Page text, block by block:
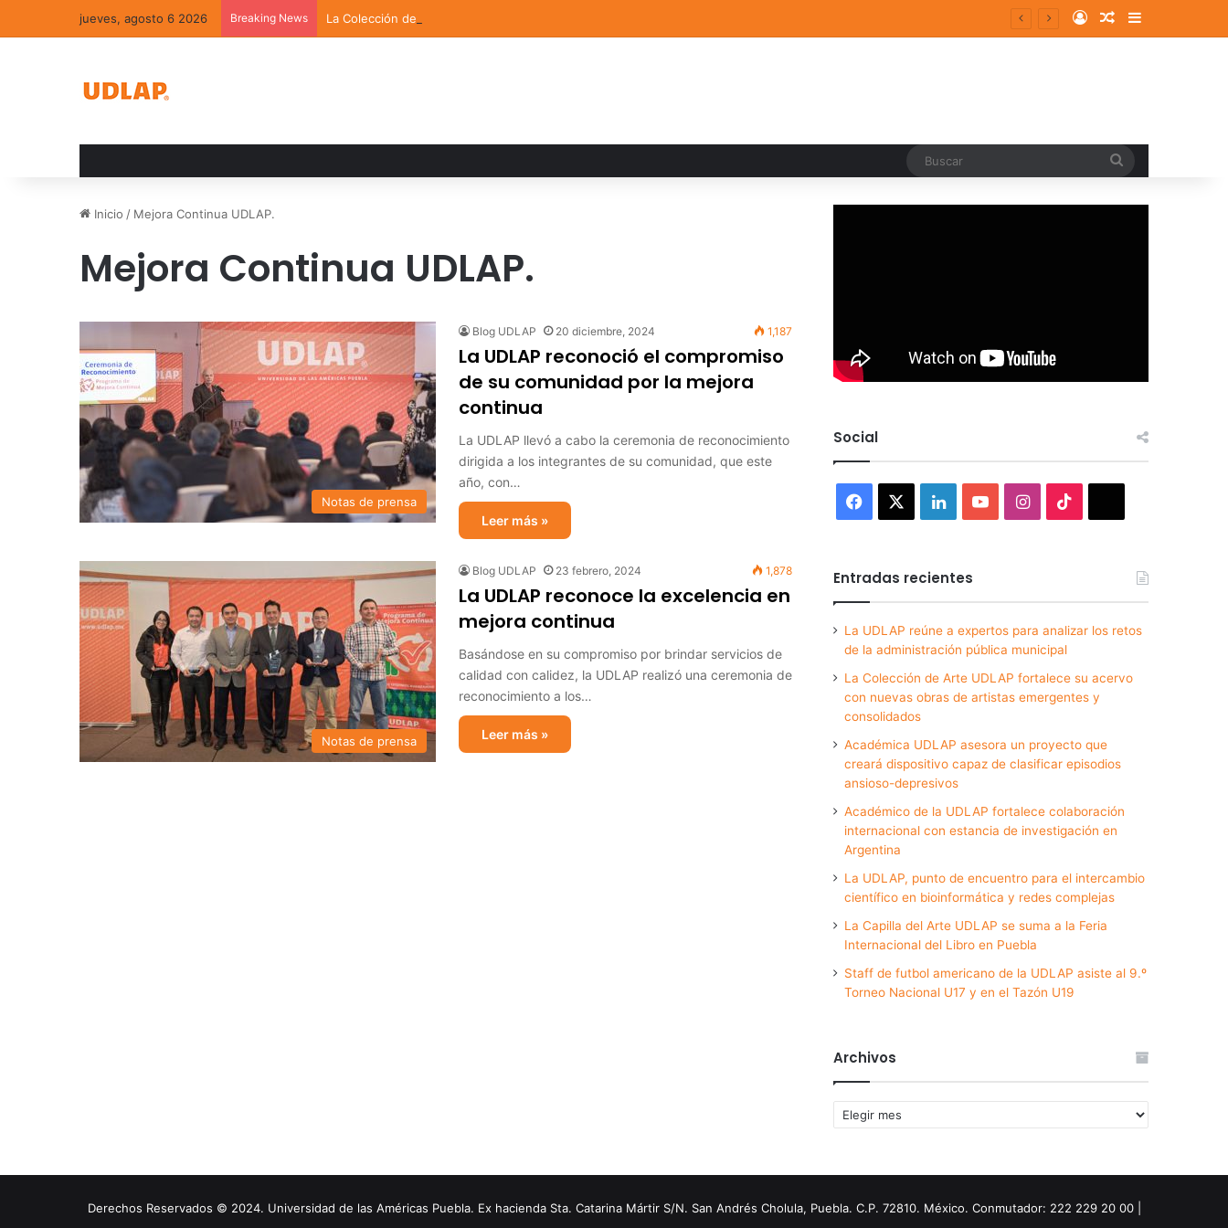
jueves, agosto 6 2026 Breaking News La Colección de Arte UDLAP fortalece su acervo con nuevas obras de artistas emergentes y consolidados Log InRandom Article
Sidebar
Inicio / Mejora Continua UDLAP.
Mejora Continua UDLAP.
Notas de prensa
Blog UDLAP 20 diciembre, 2024 1,187
La UDLAP reconoció el compromiso
de su comunidad por la mejora
continua
La UDLAP llevó a cabo la ceremonia de reconocimiento
dirigida a los integrantes de su comunidad, que este
año, con…
Leer más »
Notas de prensa
Blog UDLAP 23 febrero, 2024 1,878
La UDLAP reconoce la excelencia en
mejora continua
Basándose en su compromiso por brindar servicios de
calidad con calidez, la UDLAP realizó una ceremonia de
reconocimiento a los…
Leer más »
Social
Facebook LinkedInYouTubeInstagram
Entradas recientes
La UDLAP reúne a expertos para analizar los retos
de la administración pública municipal
La Colección de Arte UDLAP fortalece su acervo
con nuevas obras de artistas emergentes y
consolidados
Académica UDLAP asesora un proyecto que
creará dispositivo capaz de clasificar episodios
ansioso-depresivos
Académico de la UDLAP fortalece colaboración
internacional con estancia de investigación en
Argentina
La UDLAP, punto de encuentro para el intercambio
científico en bioinformática y redes complejas
La Capilla del Arte UDLAP se suma a la Feria
Internacional del Libro en Puebla
Staff de futbol americano de la UDLAP asiste al 9.º
Torneo Nacional U17 y en el Tazón U19
Archivos
Archivos
Derechos Reservados © 2024. Universidad de las Américas Puebla. Ex hacienda Sta. Catarina Mártir S/N. San Andrés Cholula, Puebla. C.P. 72810. México. Conmutador: 222 229 20 00 |